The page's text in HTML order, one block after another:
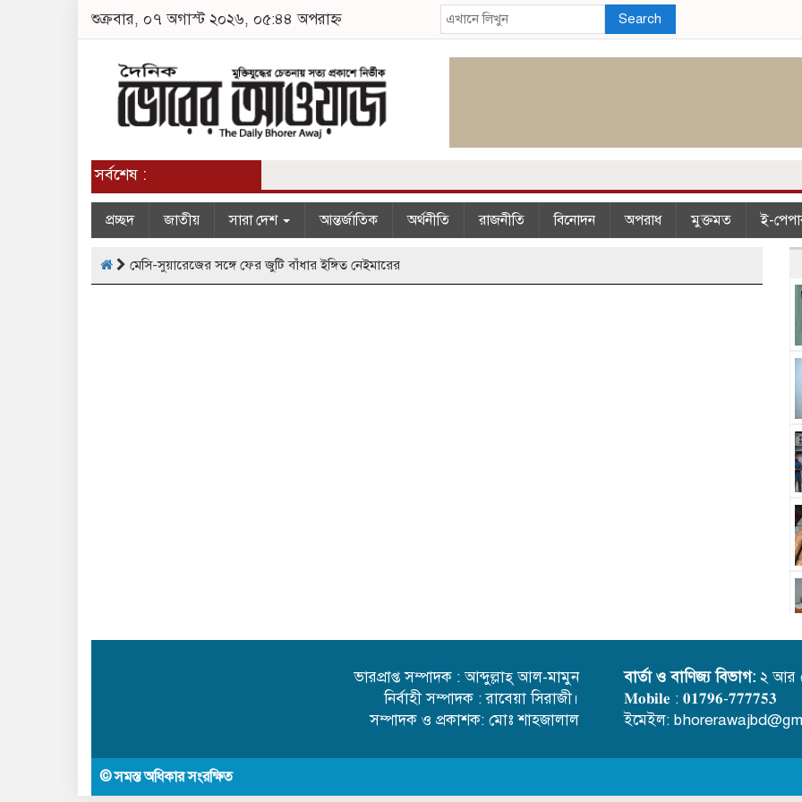
শুক্রবার, ০৭ অগাস্ট ২০২৬, ০৫:৪৪ অপরাহ্ন Search
সর্বশেষ :
প্রচ্ছদ জাতীয় সারা দেশ আন্তর্জাতিক অর্থনীতি রাজনীতি বিনোদন অপরাধ মুক্তমত ই-
মেসি-সুয়ারেজের সঙ্গে ফের জুটি বাঁধার ইঙ্গিত নেইমারের
ভারপ্রাপ্ত সম্পাদক : আব্দুল্লাহ্ আল-মামুন
নির্বাহী সম্পাদক : রাবেয়া সিরাজী।
সম্পাদক ও প্রকাশক: মোঃ শাহজালাল
বার্তা ও বাণিজ্য বিভাগ: ২ আর
𝐌𝐨𝐛𝐢𝐥𝐞 : 𝟎𝟏𝟕𝟗𝟔-𝟕𝟕𝟕𝟕𝟓𝟑
ইমেইল:
© সমস্ত অধিকার সংরক্ষিত